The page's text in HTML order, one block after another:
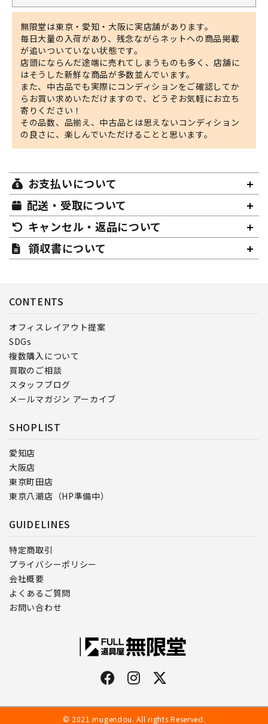
無限堂は東京・愛知・大阪に実店舗があります。
毎日大量の入荷があり、残念ながらネットへの商品掲載
が追いついていない状態です。
店頭にならんだ途端に売れてしまうものも多く、店舗に
はそうした新鮮な商品が多数並んでいます。
また、中古品でも実際にコンディションをご確認してか
らお買い求めいただけますので、どうぞお気軽にお立ち
寄りください！
その品数、品揃え、中古品とは思えないコンディション
の良さに、楽しんでいただけることと思います。
お支払いについて
配送・受取について
キャンセル・返品について
領収書について
CONTENTS
オフィスレイアウト提案
SDGs
複数購入について
買取のご相談
スタッフブログ
メールマガジン アーカイブ
SHOPLIST
愛知店
大阪店
東京町田店
東京八潮店（HP準備中）
GUIDELINES
特定商取引
プライバシーポリシー
会社概要
よくあるご質問
お問い合わせ
© 2021 mugendou. All rights Reserved.